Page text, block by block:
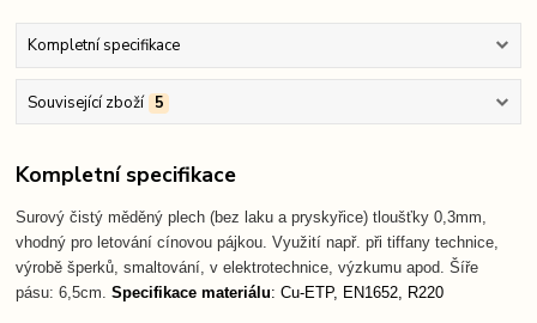
Kompletní specifikace
Související zboží 5
Kompletní specifikace
Surový čistý měděný plech (bez laku a pryskyřice) tloušťky 0,3mm,
vhodný pro letování cínovou pájkou. Využití např. při tiffany technice,
výrobě šperků, smaltování, v elektrotechnice, výzkumu apod.Šíře
pásu: 6,5cm.Specifikace materiálu:Cu-ETP, EN1652, R220